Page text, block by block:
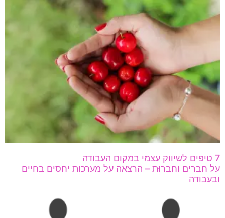
7 טיפים לשיווק עצמי במקום העבודה
על חברים וחברוּת – הרצאה על מערכות יחסים בחיים
ובעבודה